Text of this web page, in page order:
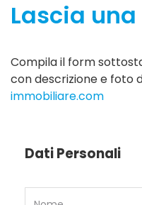
Lascia
Compila il form
con descrizione e foto
immobiliare.com
Dati Personali